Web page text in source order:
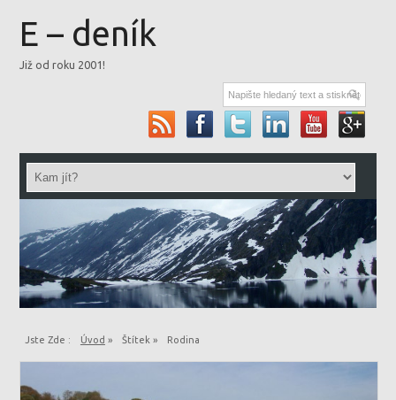
E – deník
Již od roku 2001!
Jste Zde : Úvod » Štítek » Rodina